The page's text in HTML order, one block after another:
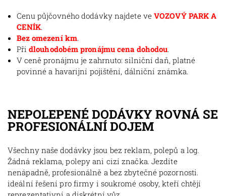
Cenu půjčovného dodávky najdete veVOZOVÝ PARK A
CENÍK.
Bez omezení km.
Při dlouhodobém pronájmu cena dohodou.
V ceně pronájmu je zahrnuto: silniční daň, platné
povinné a havarijní pojištění, dálniční známka.
NEPOLEPENÉ DODÁVKY ROVNÁ SE
PROFESIONÁLNÍ DOJEM
Všechny naše dodávky jsou bez reklam, polepů a log.
Žádná reklama, polepy ani cizí značka. Jezdíte
nenápadně, profesionálně a bez zbytečné pozornosti.
ideální řešení pro firmy i soukromé osoby, kteří chtějí